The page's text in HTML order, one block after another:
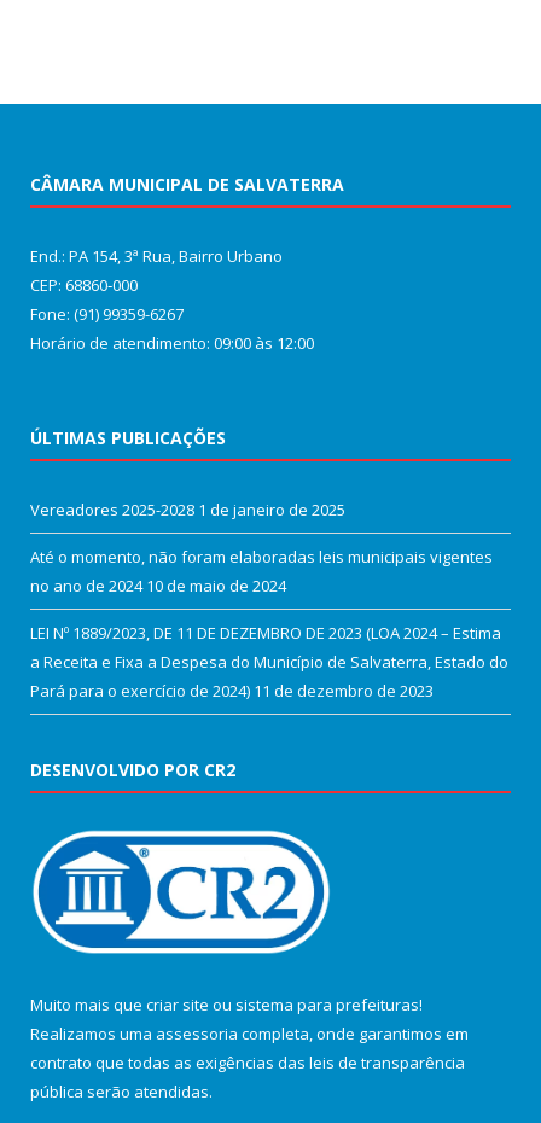
CÂMARA MUNICIPAL DE SALVATERRA
End.: PA 154, 3ª Rua, Bairro Urbano
CEP: 68860‑000
Fone: (91) 99359-6267
Horário de atendimento: 09:00 às 12:00
ÚLTIMAS PUBLICAÇÕES
Vereadores 2025-2028 1 de janeiro de 2025
Até o momento, não foram elaboradas leis municipais vigentes
no ano de 2024 10 de maio de 2024
LEI Nº 1889/2023, DE 11 DE DEZEMBRO DE 2023 (LOA 2024 – Estima
a Receita e Fixa a Despesa do Município de Salvaterra, Estado do
Pará para o exercício de 2024) 11 de dezembro de 2023
DESENVOLVIDO POR CR2
Muito mais que criar site ou sistema para prefeituras!
Realizamos uma assessoria completa, onde garantimos em
contrato que todas as exigências das leis de transparência
pública serão atendidas.